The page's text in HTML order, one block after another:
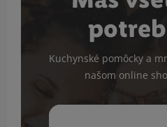
Kuchynské pomôcky a
našom online